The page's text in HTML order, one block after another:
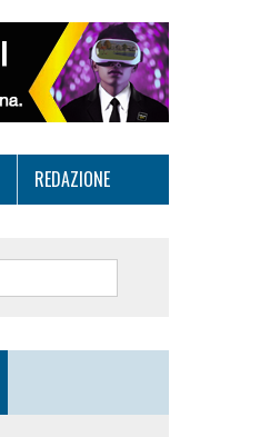
REDAZIONE